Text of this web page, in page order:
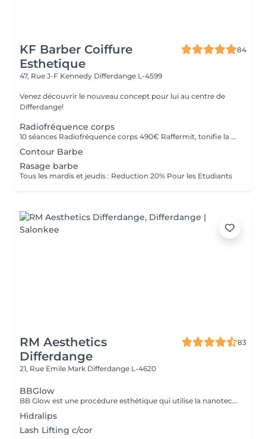
KF Barber Coiffure
Esthetique
84
47, Rue J-F Kennedy Differdange L-4599
Venez découvrir le nouveau concept pour lui au centre de
Differdange!
Radiofréquence corps
10 séances Radiofréquence corps 490€ Raffermit, tonifie la peau . Reduction de la cellulite
Contour Barbe
Rasage barbe
Tous les mardis et jeudis : Reduction 20% Pour les Etudiants
RM Aesthetics
Differdange
83
21, Rue Emile Mark Differdange L-4620
BBGlow
BB Glow est une procédure esthétique qui utilise la nanotechnologie pour améliorer l'éclat et la douceur de la peau sans avoir besoin de maquillage. Réalisé sur le derme, il induit et stimule les fibroblastes pour synthétiser le collagène et l'élastine. Ce traitement est réalisé avec un dermapen, des micro-aiguilles et des ampoules spécifiques. Favorise la revitalisation de la peau, la réduction des imperfections, des cernes et des rides d'expression. Lissage des cicatrices d'acné et effet lifting. LES INDICATIONS Réduction des pores Réduction des taches et des taches de rousseur Améliore l'élasticité de la peau Activer le collagène Réduction des ridules d'expression Teint uniforme Améliore la luminosité
Hidralips
Lash Lifting c/cor